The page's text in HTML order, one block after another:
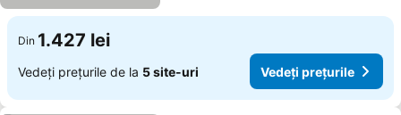
Din 1.427 lei
Vedeți prețurile de la 5 site-uri Vedeți prețurile